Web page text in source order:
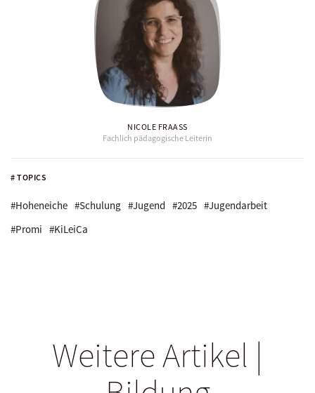
# TOPICS
#Hoheneiche #Schulung #Jugend #2025 #Jugendarbeit
#Promi #KiLeiCa
NICOLE FRAASS
Fachlich pädagogische Leiterin
Weitere Artikel |